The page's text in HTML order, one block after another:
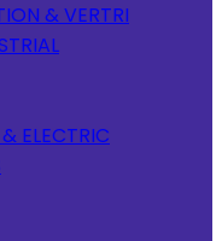
& VERTRI
ELECTRIC